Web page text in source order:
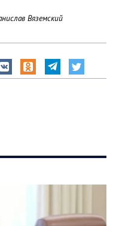
Вяземский